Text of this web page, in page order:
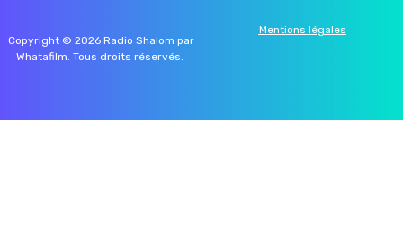
Copyright © 2026 Radio Shalom par
Whatafilm. Tous droits réservés.
Mentions légales